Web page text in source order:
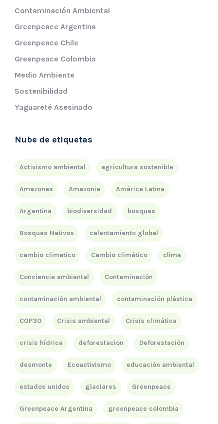
Contaminación Ambiental
Greenpeace Argentina
Greenpeace Chile
Greenpeace Colombia
Medio Ambiente
Sostenibilidad
Yaguareté Asesinado
Nube de etiquetas
Activismo ambiental agricultura sostenible
Amazonas Amazonia América Latina
Argentina biodiversidad bosques
Bosques Nativos calentamiento global
cambio climatico Cambio climático clima
Conciencia ambiental Contaminación
contaminación ambiental contaminación plástica
COP30 Crisis ambiental Crisis climática
crisis hídrica deforestacion Deforestación
desmonte Ecoactivismo educación ambiental
estados unidos glaciares Greenpeace
Greenpeace Argentina greenpeace colombia